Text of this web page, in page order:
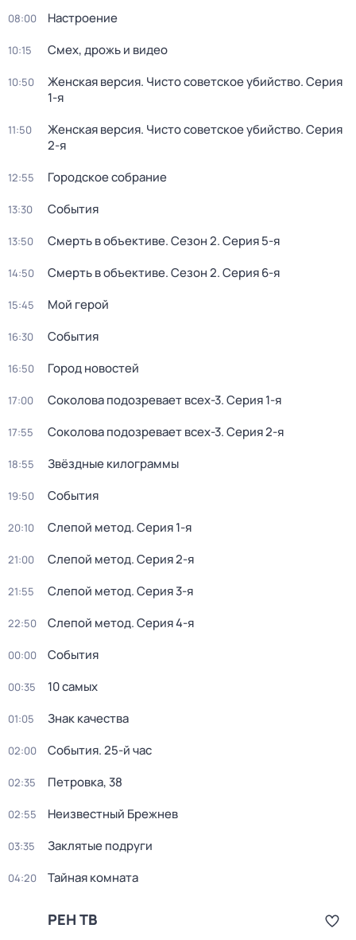
08:00 Настроение
10:15 Смех, дрожь и видео
10:50 Женская версия. Чисто советское убийство. Серия
1-я
11:50 Женская версия. Чисто советское убийство. Серия
2-я
12:55 Городское собрание
13:30 События
13:50 Смерть в объективе. Сезон 2. Серия 5-я
14:50 Смерть в объективе. Сезон 2. Серия 6-я
15:45 Мой герой
16:30 События
16:50 Город новостей
17:00 Соколова подозревает всех-3. Серия 1-я
17:55 Соколова подозревает всех-3. Серия 2-я
18:55 Звёздные килограммы
19:50 События
20:10 Слепой метод. Серия 1-я
21:00 Слепой метод. Серия 2-я
21:55 Слепой метод. Серия 3-я
22:50 Слепой метод. Серия 4-я
00:00 События
00:35 10 самых
01:05 Знак качества
02:00 События. 25-й час
02:35 Петровка, 38
02:55 Неизвестный Брежнев
03:35 Заклятые подруги
04:20 Тайная комната
РЕН ТВ